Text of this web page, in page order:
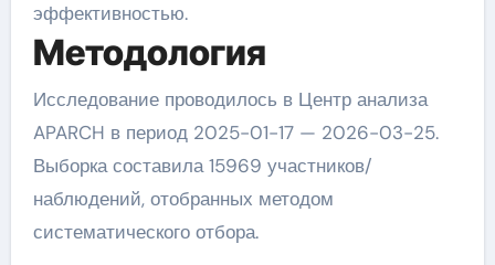
эффективностью.
Методология
Исследование проводилось в Центр анализа
APARCH в период 2025-01-17 — 2026-03-25.
Выборка составила 15969 участников/
наблюдений, отобранных методом
систематического отбора.